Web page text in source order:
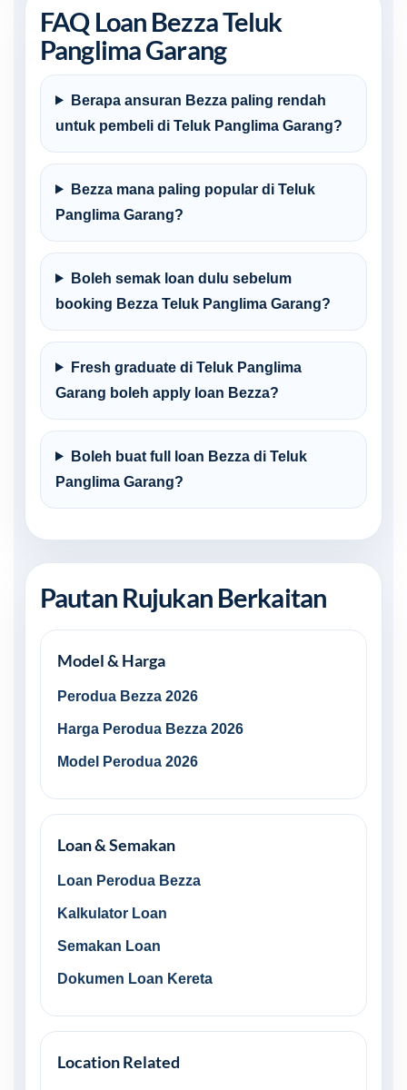
FAQ Loan Bezza Teluk
Panglima Garang
Berapa ansuran Bezza paling rendah
untuk pembeli di Teluk Panglima Garang?
Bezza mana paling popular di Teluk
Panglima Garang?
Boleh semak loan dulu sebelum
booking Bezza Teluk Panglima Garang?
Fresh graduate di Teluk Panglima
Garang boleh apply loan Bezza?
Boleh buat full loan Bezza di Teluk
Panglima Garang?
Pautan Rujukan Berkaitan
Model & Harga
Perodua Bezza 2026
Harga Perodua Bezza 2026
Model Perodua 2026
Loan & Semakan
Loan Perodua Bezza
Kalkulator Loan
Semakan Loan
Dokumen Loan Kereta
Location Related